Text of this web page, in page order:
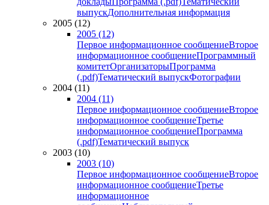
выпускДополнительная информация
2005 (12)
2005 (12)
Первое информационное сообщениеВторое
информационное сообщениеПрограммный
комитетОрганизаторыПрограмма
(.pdf)Тематический выпускФотографии
2004 (11)
2004 (11)
Первое информационное сообщениеВторое
информационное сообщениеТретье
информационное сообщениеПрограмма
(.pdf)Тематический выпуск
2003 (10)
2003 (10)
Первое информационное сообщениеВторое
информационное сообщениеТретье
информационное